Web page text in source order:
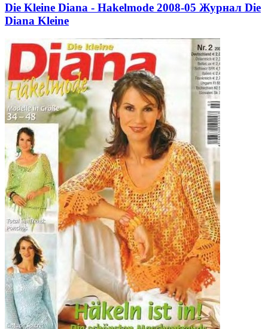
Die Kleine Diana - Hakelmode 2008-05 Журнал Die
Diana Kleine